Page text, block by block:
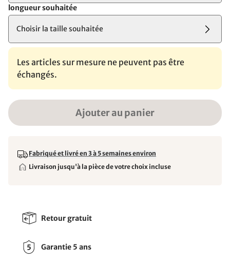
longueur souhaitée
Choisir la taille souhaitée
Les articles sur mesure ne peuvent pas être
échangés.
Ajouter au panier
Fabriqué et livré en 3 à 5 semaines environ
Livraison jusqu'à la pièce de votre choix incluse
Retour gratuit
Garantie 5 ans